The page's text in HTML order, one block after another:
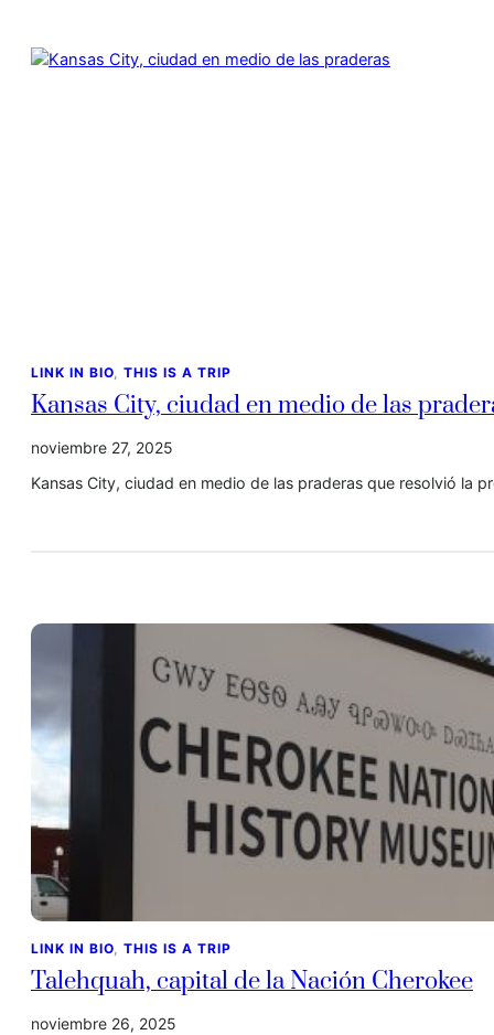
LINK IN BIO THIS IS A TRIP
Kansas City, ciudad en medio de las
noviembre 27, 2025
Kansas City, ciudad en medio de las praderas que resolvió la
LINK IN BIO THIS IS A TRIP
Talehquah, capital de la Nación Cherokee
noviembre 26, 2025